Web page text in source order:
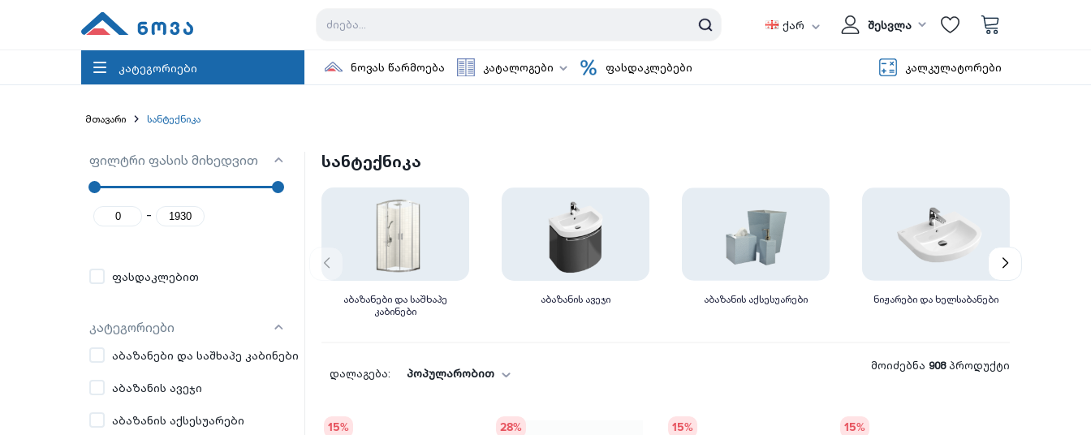
ქარ შესვლა
კატეგორიები ნოვას წარმოება კატალოგები ფასდაკლებები კალკულატორები
მთავარი სანტექნიკა
ფილტრი ფასის მიხედვით
-
ფასდაკლებით
კატეგორიები
აბაზანები და საშხაპე კაბინები
აბაზანის ავეჯი
აბაზანის აქსესუარები
სანტექნიკა
აბაზანები და საშხაპე
კაბინები
აბაზანის ავეჯი აბაზანის აქსესუარები ნიჟარები და ხელსაბანები
დალაგება: პოპულარობით
მოიძებნა 908პროდუქტი
15% 28% 15% 15%